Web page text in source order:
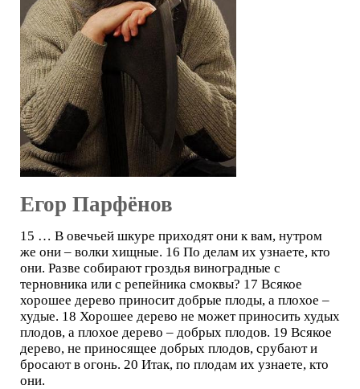
Егор Парфёнов
15 … В овечьей шкуре приходят они к вам, нутром
же они – волки хищные. 16 По делам их узнаете, кто
они. Разве собирают гроздья виноградные с
терновника или с репейника смоквы? 17 Всякое
хорошее дерево приносит добрые плоды, а плохое –
худые. 18 Хорошее дерево не может приносить худых
плодов, а плохое дерево – добрых плодов. 19 Всякое
дерево, не приносящее добрых плодов, срубают и
бросают в огонь. 20 Итак, по плодам их узнаете, кто
они.